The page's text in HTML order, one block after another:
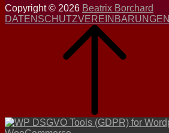
Copyright © 2026 Beatrix Borchard
DATENSCHUTZVEREINBARUNGEN